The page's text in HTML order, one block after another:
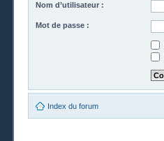
Nom d’utilisateur :
Mot de passe :
Index du forum